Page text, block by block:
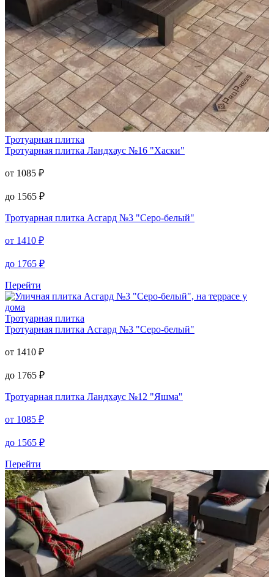
Тротуарная плитка
Тротуарная плитка Ландхаус №16 "Хаски"
от 1085 ₽
до 1565 ₽
Тротуарная плитка Асгард №3 "Серо-белый"
от 1410 ₽
до 1765 ₽
Перейти
Тротуарная плитка
Тротуарная плитка Асгард №3 "Серо-белый"
от 1410 ₽
до 1765 ₽
Тротуарная плитка Ландхаус №12 "Яшма"
от 1085 ₽
до 1565 ₽
Перейти